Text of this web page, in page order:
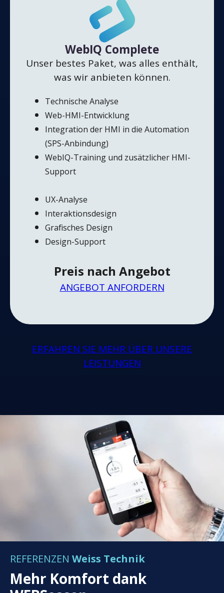
WebIQ Complete
Unser bestes Paket, was alles enthält,
was wir anbieten können.
Technische Analyse
Web-HMI-Entwicklung
Integration der HMI in die Automation
(SPS-Anbindung)
WebIQ-Training und zusätzlicher HMI-
Support
UX-Analyse
Interaktionsdesign
Grafisches Design
Design-Support
Preis nach Angebot
ANGEBOT ANFORDERN
ERFAHREN SIE MEHR ÜBER UNSERE
LEISTUNGEN
REFERENZEN Weiss Technik
Mehr Komfort dank